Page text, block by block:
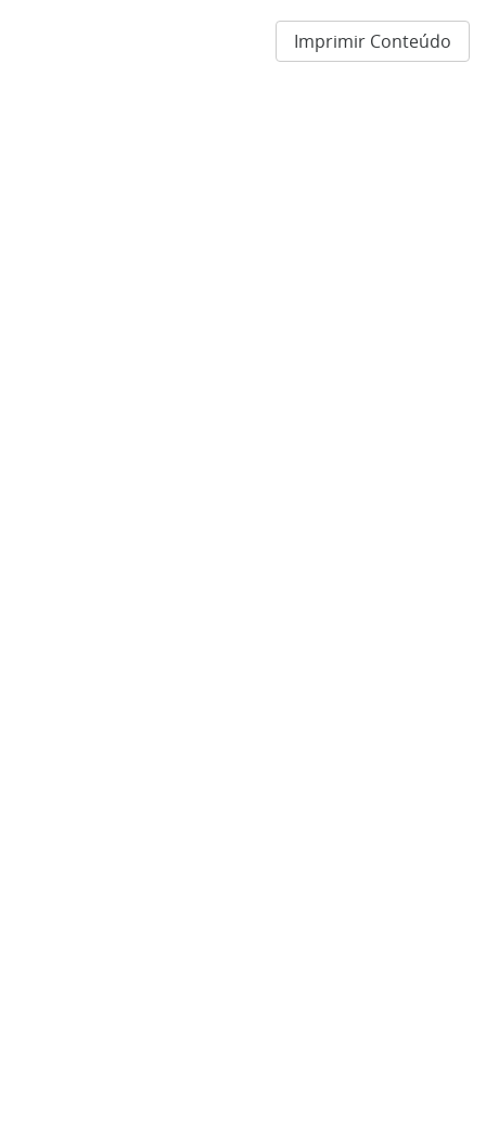
Imprimir Conteúdo